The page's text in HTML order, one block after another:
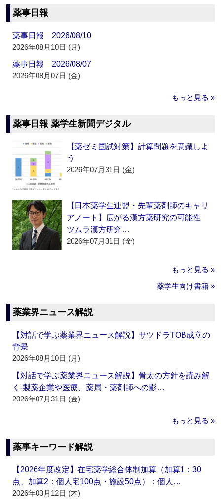
薬事日報
薬事日報 2026/08/10
2026年08月10日 (月)
薬事日報 2026/08/07
2026年08月07日 (金)
もっと見る »
薬事日報 薬学生新聞デジタル
【薬ゼミ国試対策】計算問題を意識しよ
う
2026年07月31日 (金)
【日本薬学生連盟・先輩薬剤師のキャリ
アノート】広がる漢方薬研究の可能性
ツムラ漢方研究…
2026年07月31日 (金)
もっと見る »
薬学生向け書籍 »
薬業界ニュース解説
【対話で学ぶ薬業界ニュース解説】サツドラTOB成立の
背景
2026年08月10日 (月)
【対話で学ぶ薬業界ニュース解説】骨太の方針を読み解
く‐製薬企業や医療、薬局・薬剤師への影…
2026年07月31日 (金)
もっと見る »
薬事キーワード解説
【2026年度改定】在宅薬学総合体制加算（加算1：30
点、加算2：個人宅100点・施設50点）：個人…
2026年03月12日 (木)